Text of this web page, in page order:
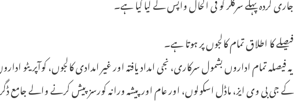
فیصلے کا اطلاق تمام کالجوں پر ہوتا ہے۔
یہ فیصلہ تمام اداروں بشمول سرکاری، نجی امداد یافتہ اور غیر امدادی کالجوں، کوآپریٹو
کے جی بی وی ایز، ماڈل اسکولوں، اور عام اور پیشہ ورانہ کورسز پیش کرنے والے جامع